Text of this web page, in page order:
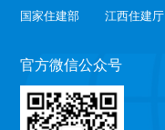
国家住建部 江西住建厅
官方微信公众号